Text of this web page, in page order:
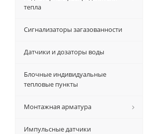
тепла
Сигнализаторы загазованности
Датчики и дозаторы воды
Блочные индивидуальные
тепловые пункты
Монтажная арматура
Импульсные датчики